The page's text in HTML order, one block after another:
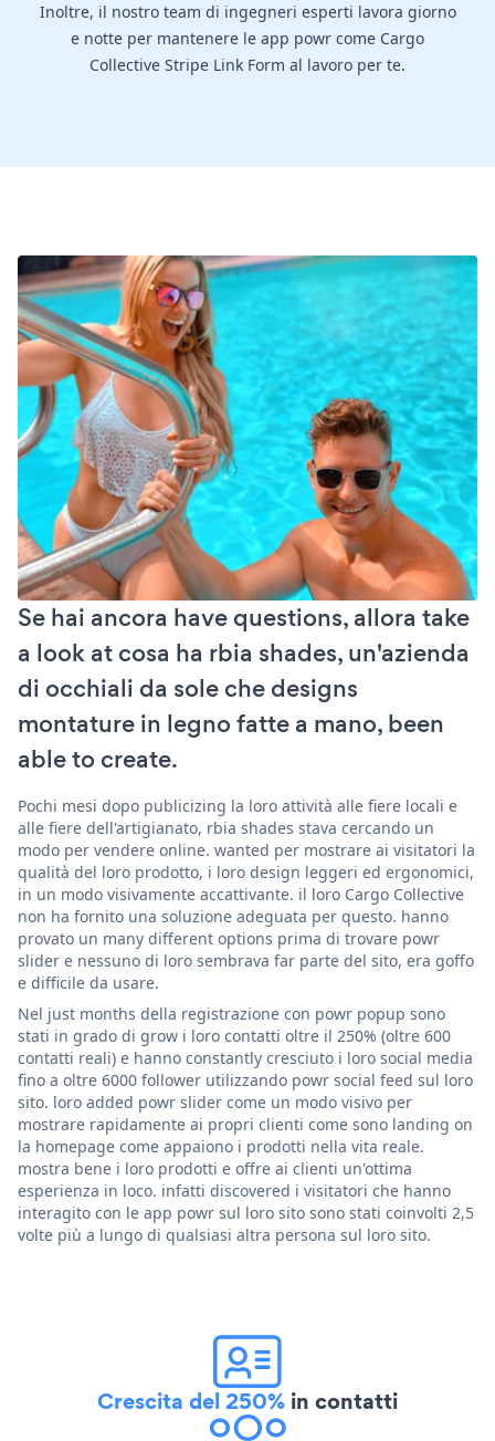
Inoltre, il nostro team di ingegneri esperti lavora giorno
e notte per mantenere le app powr come Cargo
Collective Stripe Link Form al lavoro per te.
Se hai ancora have questions, allora take
a look at cosa ha rbia shades, un'azienda
di occhiali da sole che designs
montature in legno fatte a mano, been
able to create.
Pochi mesi dopo publicizing la loro attività alle fiere locali e
alle fiere dell'artigianato, rbia shades stava cercando un
modo per vendere online. wanted per mostrare ai visitatori la
qualità del loro prodotto, i loro design leggeri ed ergonomici,
in un modo visivamente accattivante. il loro Cargo Collective
non ha fornito una soluzione adeguata per questo. hanno
provato un many different options prima di trovare powr
slider e nessuno di loro sembrava far parte del sito, era goffo
e difficile da usare.
Nel just months della registrazione con powr popup sono
stati in grado di grow i loro contatti oltre il 250% (oltre 600
contatti reali) e hanno constantly cresciuto i loro social media
fino a oltre 6000 follower utilizzando powr social feed sul loro
sito. loro added powr slider come un modo visivo per
mostrare rapidamente ai propri clienti come sono landing on
la homepage come appaiono i prodotti nella vita reale.
mostra bene i loro prodotti e offre ai clienti un'ottima
esperienza in loco. infatti discovered i visitatori che hanno
interagito con le app powr sul loro sito sono stati coinvolti 2,5
volte più a lungo di qualsiasi altra persona sul loro sito.
Crescita del 250% in contatti